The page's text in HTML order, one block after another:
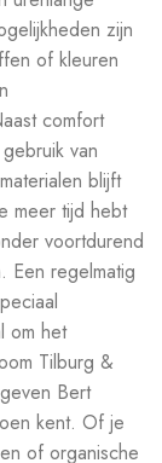
zijn
of kleuren
comfort
van
blijft
meer tijd hebt
voortdurend
Een regelmatig
om het
Tilburg &
Bert
kent. Of je
of organische